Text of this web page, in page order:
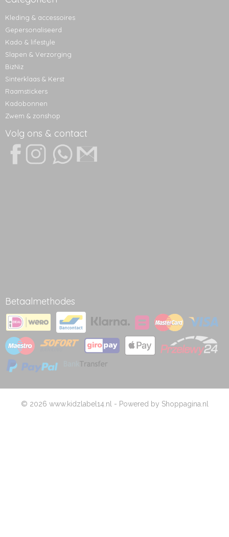
Kleding & accessoires
Gepersonaliseerd
Kado & lifestyle
Slapen & Verzorging
BizNiz
Sinterklaas & Kerst
Raamstickers
Kadobonnen
Zwem & zonshop
Volg ons & contact
Betaalmethodes
© 2026 www.kidzlabel14.nl - Powered by Shoppagina.nl